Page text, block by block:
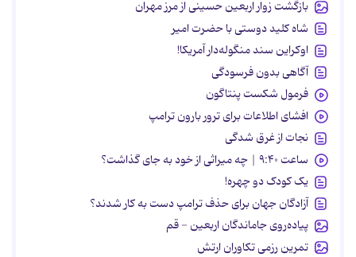
بازگشت زوار اربعین حسینی از مرز مهران
شاه کلید دوستی با حضرت امیر
اوکراین سند منگوله‌دار آمریکا!
آگاهی بدون فرسودگی
فرمول شکست پنتاگون
افشای اطلاعات برای ترور بارون ترامپ
نجات از غرق شدگی
ساعت ۹:۴۰ | چه میراثی از خود به جای گذاشت؟
یک کودک دو چهره!
آزادگان جهان برای حذف ترامپ دست به کار شدند؟
پیاده‌روی جاماندگان اربعین - قم
تمرین رزمی تکاوران ارتش